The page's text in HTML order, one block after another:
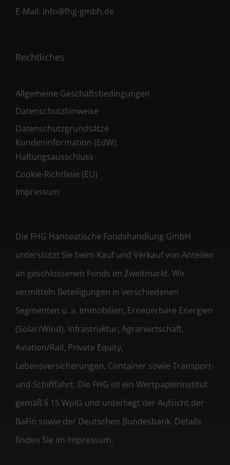
E-Mail: info@fhg-gmbh.de
Rechtliches
Allgemeine Geschäftsbedingungen
Datenschutzhinweise
Datenschutzgrundsätze
Kundeninformation (EdW)
Haftungsausschluss
Cookie-Richtlinie (EU)
Impressum
Die FHG Hanseatische Fondshandlung GmbH
unterstützt Sie beim Kauf und Verkauf von Anteilen
an geschlossenen Fonds im Zweitmarkt. Wir
vermitteln Beteiligungen in verschiedenen
Segmenten u. a. Immobilien, Erneuerbare Energien
(Solar/Wind), Infrastruktur, Agrarwirtschaft,
Aviation/Rail, Private Equity,
Lebensversicherungen, Container sowie Transport-
und Schifffahrt. Die FHG ist ein Wertpapierinstitut
gemäß § 15 WpIG und unterliegt der Aufsicht der
BaFin sowie der Deutschen Bundesbank. Details
finden Sie im Impressum.